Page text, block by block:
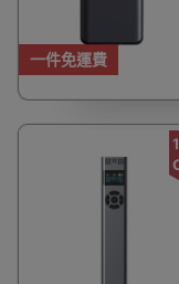
一件免運費